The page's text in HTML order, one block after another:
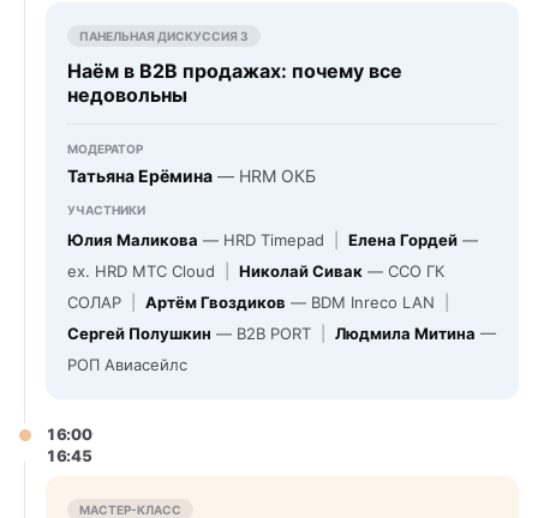
ПАНЕЛЬНАЯ ДИСКУССИЯ 3
Наём в B2B продажах: почему все
недовольны
МОДЕРАТОР
Татьяна Ерёмина — HRM ОКБ
УЧАСТНИКИ
Юлия Маликова — HRD Timepad Елена Гордей —
ex. HRD МТС Cloud
Николай Сивак — CCO ГК
СОЛАР
Артём Гвоздиков — BDM Inreco LAN
Сергей Полушкин — B2B PORT Людмила Митина —
РОП Авиасейлс
16:00
16:45
МАСТЕР-КЛАСС